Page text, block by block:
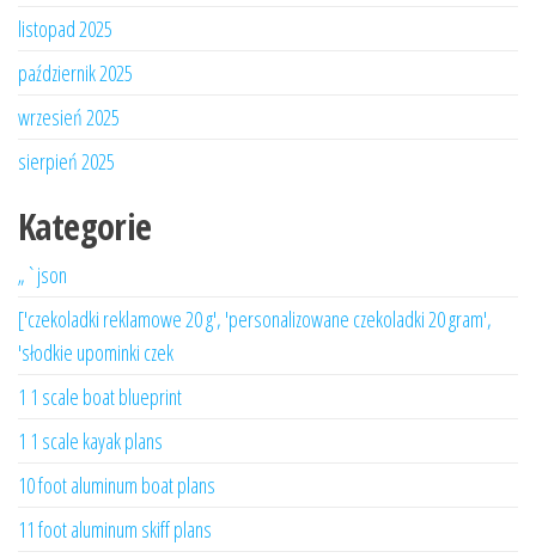
listopad 2025
październik 2025
wrzesień 2025
sierpień 2025
Kategorie
„`json
['czekoladki reklamowe 20 g', 'personalizowane czekoladki 20 gram',
'słodkie upominki czek
1 1 scale boat blueprint
1 1 scale kayak plans
10 foot aluminum boat plans
11 foot aluminum skiff plans